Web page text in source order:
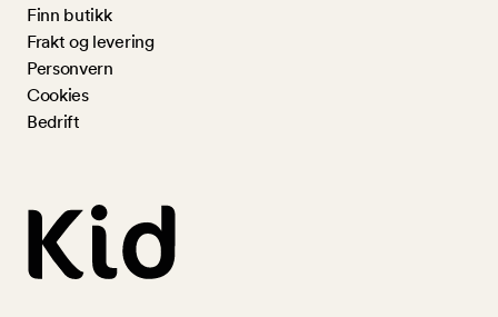
Finn butikk
Frakt og levering
Personvern
Cookies
Bedrift